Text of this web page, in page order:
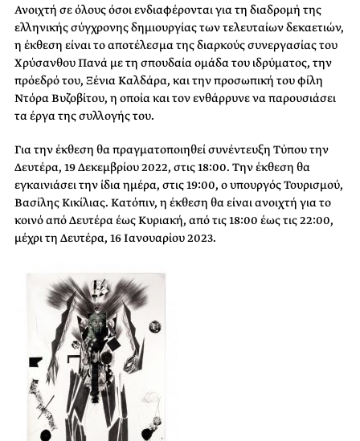
Ανοιχτή σε όλους όσοι ενδιαφέρονται για τη διαδρομή της
ελληνικής σύγχρονης δημιουργίας των τελευταίων δεκαετιών,
η έκθεση είναι το αποτέλεσμα της διαρκούς συνεργασίας του
Χρύσανθου Πανά με τη σπουδαία ομάδα του ιδρύματος, την
πρόεδρό του, Ξένια Καλδάρα, και την προσωπική του φίλη
Ντόρα Βυζοβίτου, η οποία και τον ενθάρρυνε να παρουσιάσει
τα έργα της συλλογής του.
Για την έκθεση θα πραγματοποιηθεί συνέντευξη Τύπου την
Δευτέρα, 19 Δεκεμβρίου 2022, στις 18:00. Την έκθεση θα
εγκαινιάσει την ίδια ημέρα, στις 19:00, ο υπουργός Τουρισμού,
Βασίλης Κικίλιας. Κατόπιν, η έκθεση θα είναι ανοιχτή για το
κοινό από Δευτέρα έως Κυριακή, από τις 18:00 έως τις 22:00,
μέχρι τη Δευτέρα, 16 Ιανουαρίου 2023.